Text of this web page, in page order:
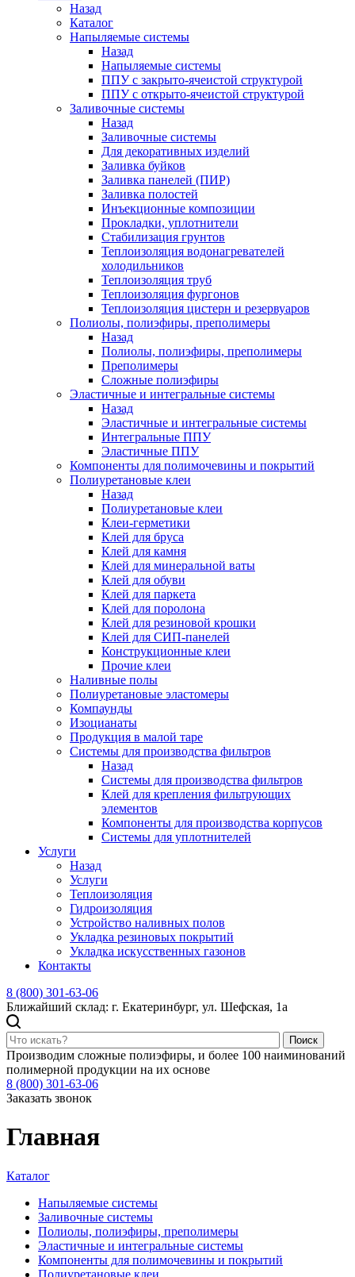
Назад
Каталог
Напыляемые системы
Назад
Напыляемые системы
ППУ с закрыто-ячеистой структурой
ППУ с открыто-ячеистой структурой
Заливочные системы
Назад
Заливочные системы
Для декоративных изделий
Заливка буйков
Заливка панелей (ПИР)
Заливка полостей
Инъекционные композиции
Прокладки, уплотнители
Стабилизация грунтов
Теплоизоляция водонагревателей
холодильников
Теплоизоляция труб
Теплоизоляция фургонов
Теплоизоляция цистерн и резервуаров
Полиолы, полиэфиры, преполимеры
Назад
Полиолы, полиэфиры, преполимеры
Преполимеры
Сложные полиэфиры
Эластичные и интегральные системы
Назад
Эластичные и интегральные системы
Интегральные ППУ
Эластичные ППУ
Компоненты для полимочевины и покрытий
Полиуретановые клеи
Назад
Полиуретановые клеи
Клеи-герметики
Клей для бруса
Клей для камня
Клей для минеральной ваты
Клей для обуви
Клей для паркета
Клей для поролона
Клей для резиновой крошки
Клей для СИП-панелей
Конструкционные клеи
Прочие клеи
Наливные полы
Полиуретановые эластомеры
Компаунды
Изоцианаты
Продукция в малой таре
Системы для производства фильтров
Назад
Системы для производства фильтров
Клей для крепления фильтрующих
элементов
Компоненты для производства корпусов
Системы для уплотнителей
Услуги
Назад
Услуги
Теплоизоляция
Гидроизоляция
Устройство наливных полов
Укладка резиновых покрытий
Укладка искусственных газонов
Контакты
8 (800) 301-63-06
Ближайший склад: г. Екатеринбург, ул. Шефская, 1а
Поиск
Производим сложные полиэфиры, и более 100 наиминований
полимерной продукции на их основе
8 (800) 301-63-06
Заказать звонок
Главная
Каталог
Напыляемые системы
Заливочные системы
Полиолы, полиэфиры, преполимеры
Эластичные и интегральные системы
Компоненты для полимочевины и покрытий
Полиуретановые клеи